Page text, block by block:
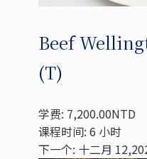
Beef
(T)
学费: 7,200.00NTD
课程时间: 6 小时
下一个: 十二月